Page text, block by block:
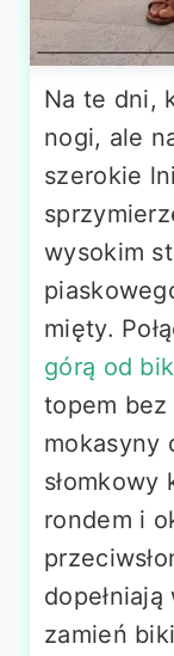
Na te dni,
nogi, ale
szerokie
wysokim
mięty.
górą od
topem bez
mokasyny
słomkowy
rondem i
zamień